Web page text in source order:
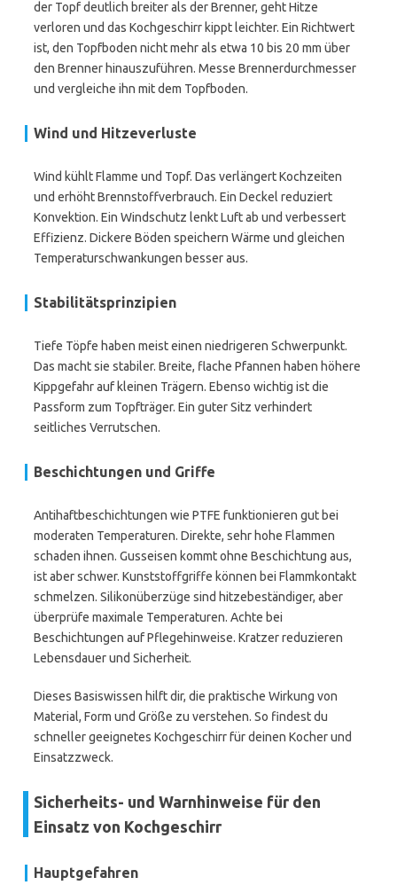
der Topf deutlich breiter als der Brenner, geht Hitze
verloren und das Kochgeschirr kippt leichter. Ein Richtwert
ist, den Topfboden nicht mehr als etwa 10 bis 20 mm über
den Brenner hinauszuführen. Messe Brennerdurchmesser
und vergleiche ihn mit dem Topfboden.
Wind und Hitzeverluste
Wind kühlt Flamme und Topf. Das verlängert Kochzeiten
und erhöht Brennstoffverbrauch. Ein Deckel reduziert
Konvektion. Ein Windschutz lenkt Luft ab und verbessert
Effizienz. Dickere Böden speichern Wärme und gleichen
Temperaturschwankungen besser aus.
Stabilitätsprinzipien
Tiefe Töpfe haben meist einen niedrigeren Schwerpunkt.
Das macht sie stabiler. Breite, flache Pfannen haben höhere
Kippgefahr auf kleinen Trägern. Ebenso wichtig ist die
Passform zum Topfträger. Ein guter Sitz verhindert
seitliches Verrutschen.
Beschichtungen und Griffe
Antihaftbeschichtungen wie PTFE funktionieren gut bei
moderaten Temperaturen. Direkte, sehr hohe Flammen
schaden ihnen. Gusseisen kommt ohne Beschichtung aus,
ist aber schwer. Kunststoffgriffe können bei Flammkontakt
schmelzen. Silikonüberzüge sind hitzebeständiger, aber
überprüfe maximale Temperaturen. Achte bei
Beschichtungen auf Pflegehinweise. Kratzer reduzieren
Lebensdauer und Sicherheit.
Dieses Basiswissen hilft dir, die praktische Wirkung von
Material, Form und Größe zu verstehen. So findest du
schneller geeignetes Kochgeschirr für deinen Kocher und
Einsatzzweck.
Sicherheits- und Warnhinweise für den
Einsatz von Kochgeschirr
Hauptgefahren